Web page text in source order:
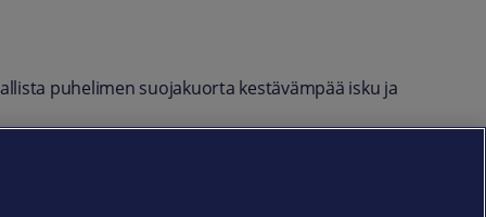
puhelimen suojakuorta kestävämpää isku ja